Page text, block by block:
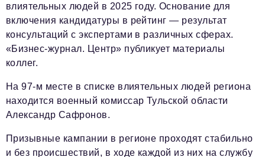
Отдел по работе с партнерами
partner@business-magazine.online
влиятельных людей в 2025 году. Основание для
включения кандидатуры в рейтинг — результат
консультаций с экспертами в различных сферах.
«Бизнес-журнал. Центр» публикует материалы
коллег.
На 97-м месте в списке влиятельных людей региона
находится военный комиссар Тульской области
Александр Сафронов.
Призывные кампании в регионе проходят стабильно
и без происшествий, в ходе каждой из них на службу